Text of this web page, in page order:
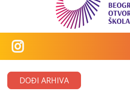
DOĐI ARHIVA